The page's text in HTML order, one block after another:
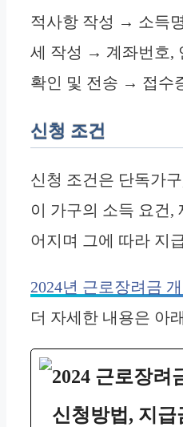
적사항 작성 → 소득
세 작성 → 계좌번호,
확인 및 전송 → 접수
신청 조건
신청 조건은 단독가
이 가구의 소득 요건,
어지며 그에 따라 지
2024년 근로장려금
더 자세한 내용은 아
2024 근로장려
신청방법, 지급